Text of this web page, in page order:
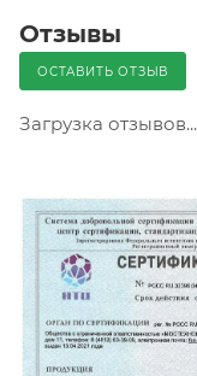
Отзывы
ОСТАВИТЬ ОТЗЫВ
Загрузка отзывов...